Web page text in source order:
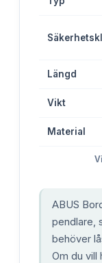
Längd
Vikt
Material
ABUS
pendlare,
behöver
Om du vill